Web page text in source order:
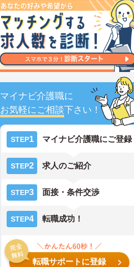
マイナビ介護職に
お気軽にご相談下さい！
STEP1 マイナビ介護職にご登録
STEP2 求人のご紹介
STEP3 面接・条件交渉
STEP4 転職成功！
転職サポートに登録